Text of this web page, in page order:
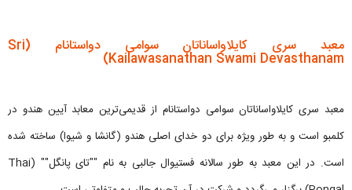
معبد سری کایلاواساناتان سوامی دواستانام (Sri
Kailawasanathan Swami Devasthanam)
معبد سری کایلاواساناتان سوامی دواستانام از قدیمی‌ترین معابد آیین هندو در
کلمبو است و به طور ویژه برای دو خدای اصلی هندو (گانشا و شیوا) ساخته شده
است. در این معبد به طور سالانه فستیوال جالبی به نام ""تای پانگل"" (Thai